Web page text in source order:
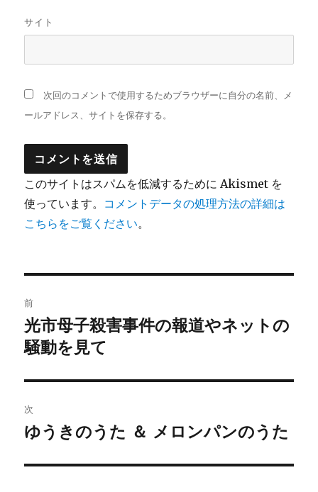
サイト
次回のコメントで使用するためブラウザーに自分の名前、メ
ールアドレス、サイトを保存する。
このサイトはスパムを低減するために Akismet を
使っています。 コメントデータの処理方法の詳細は
こちらをご覧ください。
稿
ナ
ビ
ゲ
ー
シ
前
前
の
稿:
光市母子殺害事件の報道やネットの
騒動を見て
次
次
ゆうきのうた ＆ メロンパンのうた